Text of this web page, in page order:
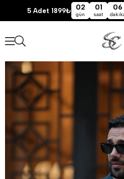
5 Adet 1899₺ 02
gün
01
saat
06